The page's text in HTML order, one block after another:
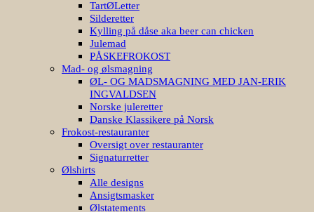
TartØLetter
Silderetter
Kylling på dåse aka beer can chicken
Julemad
PÅSKEFROKOST
Mad- og ølsmagning
ØL- OG MADSMAGNING MED JAN-ERIK
INGVALDSEN
Norske juleretter
Danske Klassikere på Norsk
Frokost-restauranter
Oversigt over restauranter
Signaturretter
Ølshirts
Alle designs
Ansigtsmasker
Ølstatements